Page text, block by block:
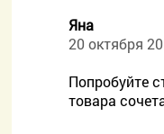
Яна
20 октября
Попробуйте
товара